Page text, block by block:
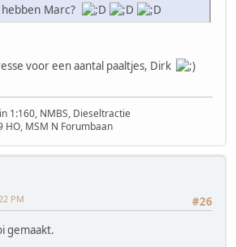
Marc?
voor een aantal paaltjes, Dirk
1:160, NMBS, Dieseltractie
HO, MSM N Forumbaan
#26
PM
gemaakt.